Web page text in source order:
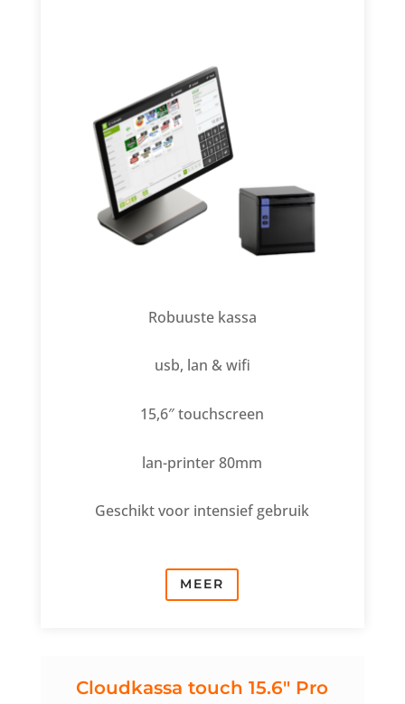
Robuuste kassa
usb, lan & wifi
15,6″ touchscreen
lan-printer 80mm
Geschikt voor intensief gebruik
MEER
Cloudkassa touch 15.6" Pro